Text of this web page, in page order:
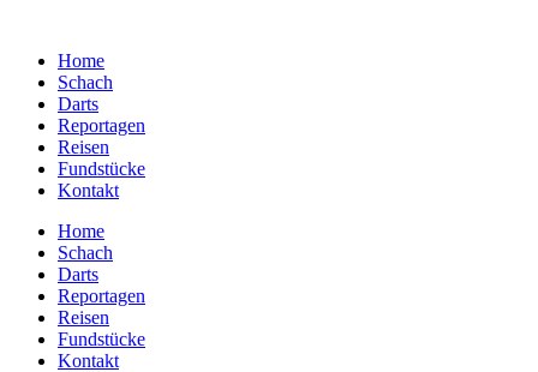
Home
Schach
Darts
Reportagen
Reisen
Fundstücke
Kontakt
Home
Schach
Darts
Reportagen
Reisen
Fundstücke
Kontakt